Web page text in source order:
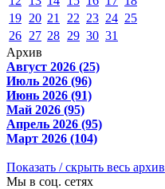
19 20 21 22 23 24 25
26 27 28 29 30 31
Архив
Август 2026 (25)
Июль 2026 (96)
Июнь 2026 (91)
Май 2026 (95)
Апрель 2026 (95)
Март 2026 (104)
Показать / скрыть весь архив
Мы в соц. сетях